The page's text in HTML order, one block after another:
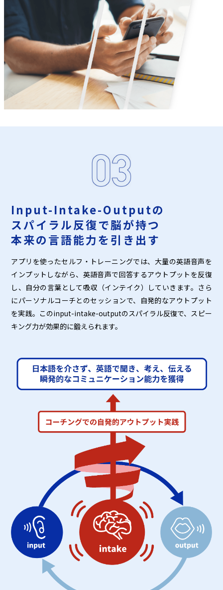
Input-Intake-Outputの
スパイラル反復で脳が持つ
本来の言語能力を引き出す
アプリを使ったセルフ・トレーニングでは、大量の英語音声を
インプットしながら、英語音声で回答するアウトプットを反復
し、自分の言葉として吸収（インテイク）していきます。さら
にパーソナルコーチとのセッションで、自発的なアウトプット
を実践。このinput-intake-outputのスパイラル反復で、スピー
キング力が効果的に鍛えられます。